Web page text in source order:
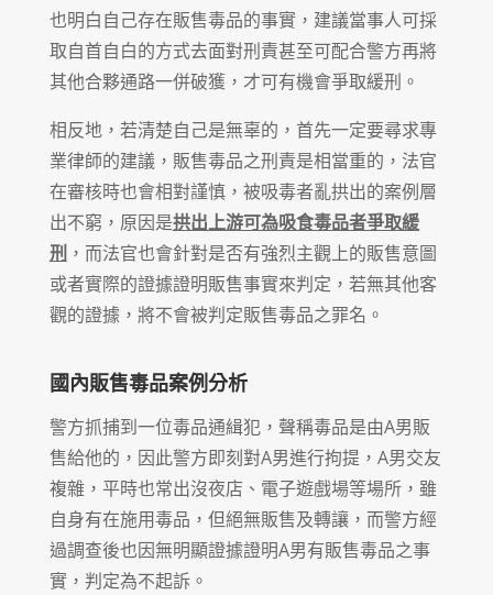
也明白自己存在販售毒品的事實，建議當事人可採
取自首自白的方式去面對刑責甚至可配合警方再將
其他合夥通路一併破獲，才可有機會爭取緩刑。
相反地，若清楚自己是無辜的，首先一定要尋求專
業律師的建議，販售毒品之刑責是相當重的，法官
在審核時也會相對謹慎，被吸毒者亂拱出的案例層
出不窮，原因是拱出上游可為吸食毒品者爭取緩
刑 ，而法官也會針對是否有強烈主觀上的販售意圖
或者實際的證據證明販售事實來判定，若無其他客
觀的證據，將不會被判定販售毒品之罪名。
國內販售毒品案例分析
警方抓捕到一位毒品通緝犯，聲稱毒品是由A男販
售給他的，因此警方即刻對A男進行拘提，A男交友
複雜，平時也常出沒夜店、電子遊戲場等場所，雖
自身有在施用毒品，但絕無販售及轉讓，而警方經
過調查後也因無明顯證據證明A男有販售毒品之事
實，判定為不起訴。